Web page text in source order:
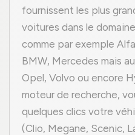
fournissent les plus
voitures dans le
comme par exemple
BMW, Mercedes mais
Opel, Volvo ou encore
moteur de recherche,
quelques clics votre
(Clio, Megane, Scenic,